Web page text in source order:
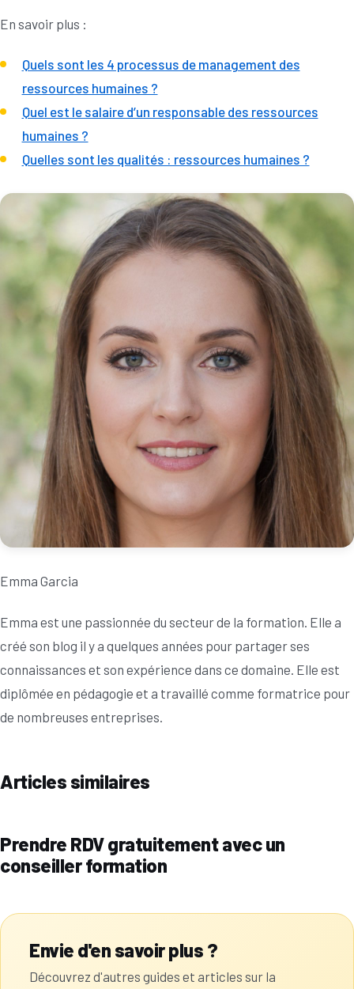
En savoir plus :
Quels sont les 4 processus de management des
ressources humaines ?
Quel est le salaire d’un responsable des ressources
humaines ?
Quelles sont les qualités : ressources humaines ?
Emma Garcia
Emma est une passionnée du secteur de la formation. Elle a
créé son blog il y a quelques années pour partager ses
connaissances et son expérience dans ce domaine. Elle est
diplômée en pédagogie et a travaillé comme formatrice pour
de nombreuses entreprises.
Articles similaires
Prendre RDV gratuitement avec un
conseiller formation
Envie d'en savoir plus ?
Découvrez d'autres guides et articles sur la